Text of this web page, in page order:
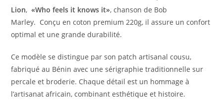
Lion, «Who feels it knows it», chanson de Bob
Marley. Conçu en coton premium 220g, il assure un confort
optimal et une grande durabilité.
Ce modèle se distingue par son patch artisanal cousu,
fabriqué au Bénin avec une sérigraphie traditionnelle sur
percale et broderie. Chaque détail est un hommage à
l’artisanat africain, combinant esthétique et histoire.